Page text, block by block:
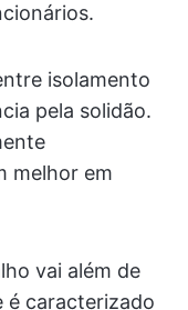
isolamento
pela solidão.
melhor em
vai além de
é caracterizado